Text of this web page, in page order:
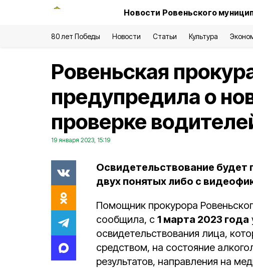
Новости Ровеньского
80 лет Победы Новости Статьи Культура
Ровеньская
предупредила о
проверке
19 января 2023, 15:19
Освидетельствование будет
двух понятых либо с
Помощник прокурора
сообщила, с 1 марта 2023 года
освидетельствования лица,
средством, на состояние
результатов, направления на